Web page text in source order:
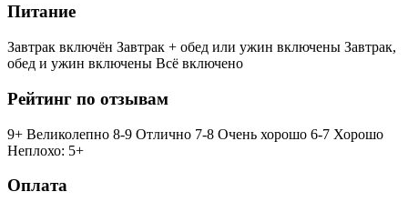
Питание
Завтрак включён Завтрак + обед или ужин включены Завтрак,
обед и ужин включены Всё включено
Рейтинг по отзывам
9+ Великолепно 8-9 Отлично 7-8 Очень хорошо 6-7 Хорошо
Неплохо: 5+
Оплата